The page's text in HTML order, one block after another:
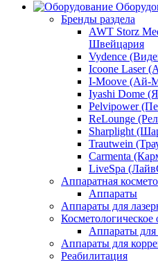
Бренды раздела
AWT Storz
Швейцария
Vydence
Icoone Laser
I-Moove (Ай-
Iyashi Dome
Pelvipower
ReLounge
Sharplight
Trautwein
Carmenta
LiveSpa
Аппаратная
Аппараты
Аппараты для
Косметологическое
Аппараты для
Аппараты для
Реабилитация